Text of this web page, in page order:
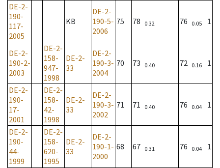
DE-2-
190-
117-
2005
KB
DE-2-
190-5-
2006
75 78 0.32 76 0.05 1
DE-2-
190-2-
2003
DE-2-
158-
947-
1998
DE-2-
33
DE-2-
190-3-
2004
70 73 0.40 72 0.16 1
DE-2-
190-
17-
2001
DE-2-
158-
42-
1998
DE-2-
33
DE-2-
190-3-
2002
71 71 0.40 76 0.04 1
DE-2-
190-
44-
1999
DE-2-
158-
620-
1995
DE-2-
33
DE-2-
190-1-
2000
68 67 0.31 76 0.04 1